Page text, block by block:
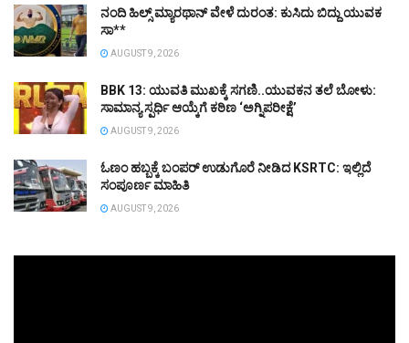
ನಂದಿ ಹಿಲ್ಸ್ ಮ್ಯಾರಥಾನ್ ವೇಳೆ ದುರಂತ: ಕುಸಿದು ಬಿದ್ದು ಯುವಕ
ಸಾ**
AUGUST 9, 2026
BBK 13: ಯುವತಿ ಮುಖಕ್ಕೆ ಸಗಣಿ..ಯುವಕನ ತಲೆ ಬೋಳು:
ಸಾಮಾನ್ಯ ಸ್ಪರ್ಧಿ ಆಯ್ಕೆಗೆ ಕಠಿಣ ‘ಅಗ್ನಿಪರೀಕ್ಷೆ’
AUGUST 9, 2026
ಓಣಂ ಹಬ್ಬಕ್ಕೆ ಬಂಪರ್‌ ಉಡುಗೊರೆ ನೀಡಿದ KSRTC: ಇಲ್ಲಿದೆ
ಸಂಪೂರ್ಣ ಮಾಹಿತಿ
AUGUST 9, 2026